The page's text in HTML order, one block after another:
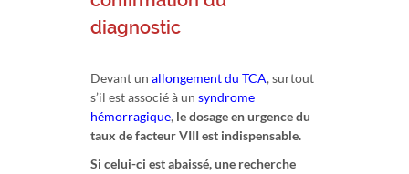
diagnostic
Devant un allongement du TCA, surtout
s’il est associé à un syndrome
hémorragique, le dosage en urgence du
taux de facteur VIII est indispensable.
Si celui-ci est abaissé, une recherche